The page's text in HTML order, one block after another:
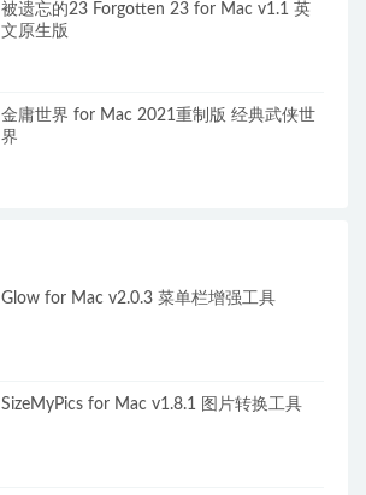
被遗忘的23 Forgotten 23 for Mac v1.1 英
文原生版
金庸世界 for Mac 2021重制版 经典武侠世
界
Glow for Mac v2.0.3 菜单栏增强工具
SizeMyPics for Mac v1.8.1 图片转换工具